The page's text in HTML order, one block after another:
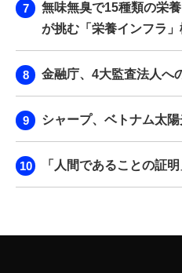
無味無臭で15種類の栄
が挑む「栄養インフラ」
金融庁、4大監査法人へ
シャープ、ベトナム太
「人間であることの証